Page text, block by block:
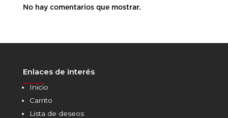
No hay comentarios que mostrar.
Enlaces de interés
Inicio
Carrito
Lista de deseos